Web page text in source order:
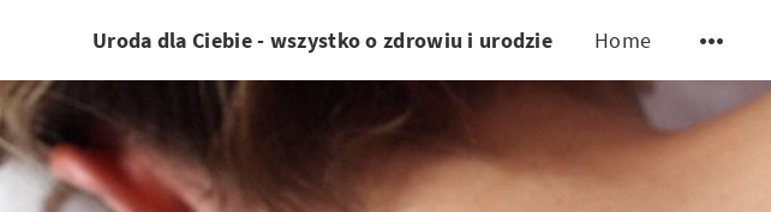
Uroda dla Ciebie - wszystko o zdrowiu i urodzie Home